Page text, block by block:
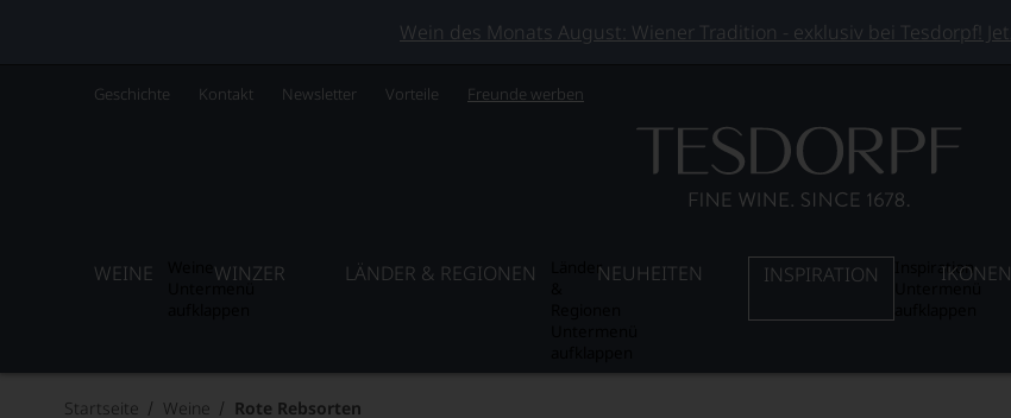
Wein des Monats August: Wiener Tradition - exklusiv bei Tesdorpf!
Geschichte Kontakt Newsletter Vorteile Freunde werben
WEINE WINZER LÄNDER & REGIONEN
LänderNEUHEITEN INSPIRATION
InspirationIKONEN
Startseite Weine Rote Rebsorten